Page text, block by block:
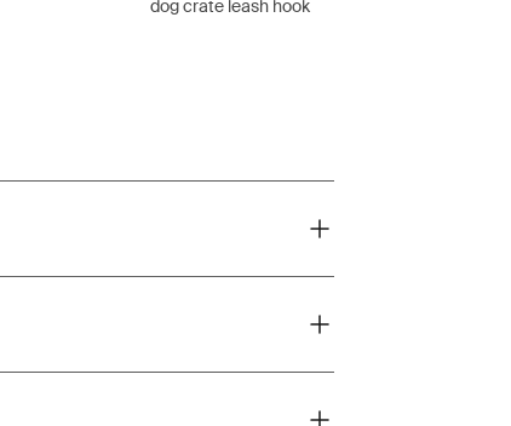
dog crate leash hook